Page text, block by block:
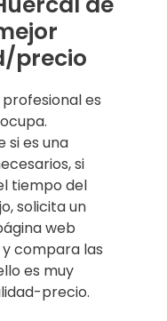
precio
es
si es una
si
tiempo del
solicita un
web
compara las
es muy
precio.